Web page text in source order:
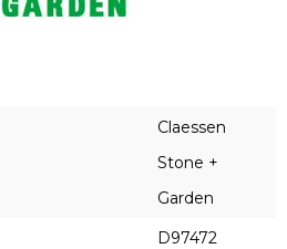
Claessen
Stone +
Garden
D97472